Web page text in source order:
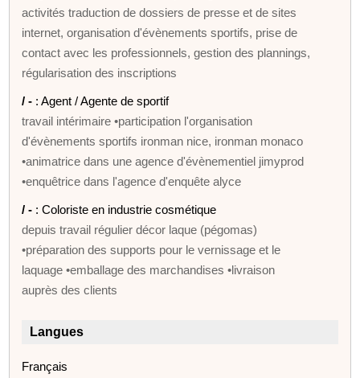
activités traduction de dossiers de presse et de sites
internet, organisation d'évènements sportifs, prise de
contact avec les professionnels, gestion des plannings,
régularisation des inscriptions
/ - : Agent / Agente de sportif
travail intérimaire •participation l'organisation
d'évènements sportifs ironman nice, ironman monaco
•animatrice dans une agence d'évènementiel jimyprod
•enquêtrice dans l'agence d'enquête alyce
/ - : Coloriste en industrie cosmétique
depuis travail régulier décor laque (pégomas)
•préparation des supports pour le vernissage et le
laquage •emballage des marchandises •livraison
auprès des clients
Langues
Français